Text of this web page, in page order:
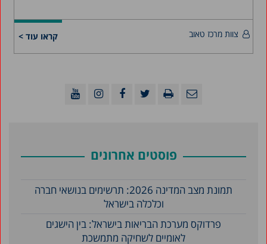
קראו עוד > צוות מרכז טאוב
פוסטים אחרונים
תמונת מצב המדינה 2026: תרשימים בנושאי חברה
וכלכלה בישראל
פרדוקס מערכת הבריאות בישראל: בין הישגים
לאומיים לשחיקה מתמשכת